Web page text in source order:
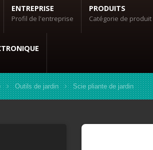
ENTREPRISE
Profil de l'entreprise
PRODUITS
Catégorie de produit
Outils de jardin Scie pliante de jardin